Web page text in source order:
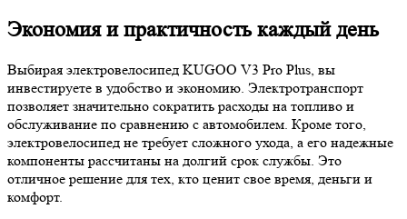
Экономия и практичность каждый день
Выбирая электровелосипед KUGOO V3 Pro Plus, вы
инвестируете в удобство и экономию. Электротранспорт
позволяет значительно сократить расходы на топливо и
обслуживание по сравнению с автомобилем. Кроме того,
электровелосипед не требует сложного ухода, а его надежные
компоненты рассчитаны на долгий срок службы. Это
отличное решение для тех, кто ценит свое время, деньги и
комфорт.